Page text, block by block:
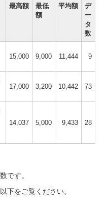
最高額
最低
額
平均額
デ
ー
タ
数
15,000 9,000 11,444 9
17,000 3,200 10,442 73
14,037 5,000 9,433 28
です。
下をご覧ください。